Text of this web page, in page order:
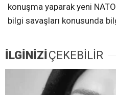
konuşma yaparak yeni
bilgi savaşları konusunda
İLGİNİZİÇEKEBİLİR